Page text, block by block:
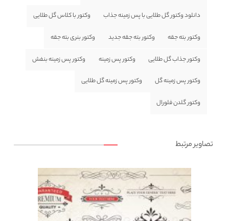
دانلود وکتور گل طلایی با پس زمینه جذاب وکتور با کلاس گل طلایی
وکتور بته جقه وکتور بته جقه جدید وکتور بنری بته جقه
وکتور جذاب گل طلایی وکتور پس زمینه وکتور پس زمینه بنفش
وکتور پس زمینه گل وکتور پس زمینه گل طلایی
وکتور گلدن فلورال
تصاویر مرتبط